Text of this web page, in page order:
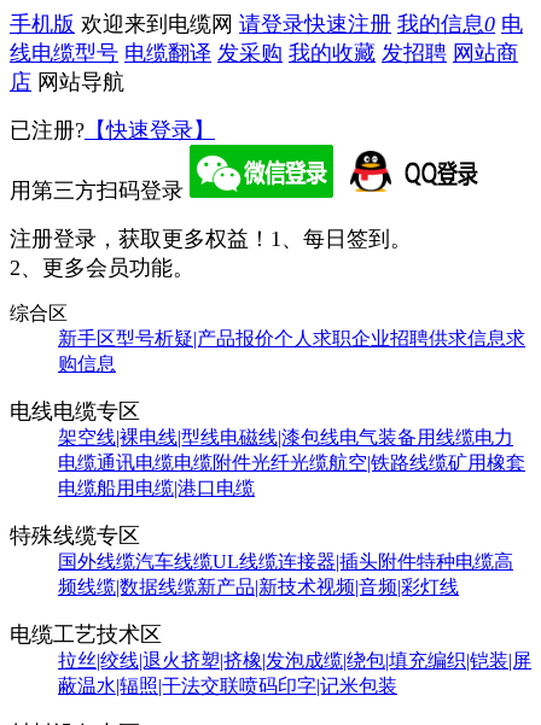
手机版 欢迎来到电缆网 请登录快速注册 我的信息0 电
线电缆型号 电缆翻译 发采购 我的收藏 发招聘 网站商
店 网站导航
已注册? 【快速登录】
用第三方扫码登录
注册登录，获取更多权益！ 1、每日签到。
2、更多会员功能。
综合区
新手区型号析疑|产品报价个人求职企业招聘供求信息求
购信息
电线电缆专区
架空线|裸电线|型线电磁线|漆包线电气装备用线缆电力
电缆通讯电缆电缆附件光纤光缆航空|铁路线缆矿用橡套
电缆船用电缆|港口电缆
特殊线缆专区
国外线缆汽车线缆UL线缆连接器|插头附件特种电缆高
频线缆|数据线缆新产品|新技术视频|音频|彩灯线
电缆工艺技术区
拉丝|绞线|退火挤塑|挤橡|发泡成缆|绕包|填充编织|铠装|屏
蔽温水|辐照|干法交联喷码印字|记米包装